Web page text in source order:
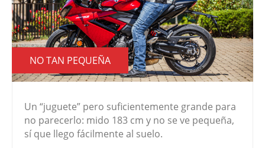
NO TAN PEQUEÑA
Un “juguete” pero suficientemente grande para
no parecerlo: mido 183 cm y no se ve pequeña,
sí que llego fácilmente al suelo.